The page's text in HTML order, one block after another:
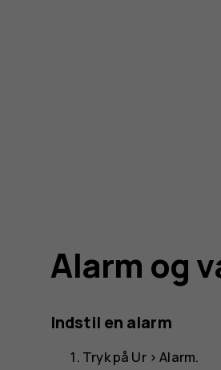
Alarm og
Indstil en alarm
Tryk på Ur>Alarm.